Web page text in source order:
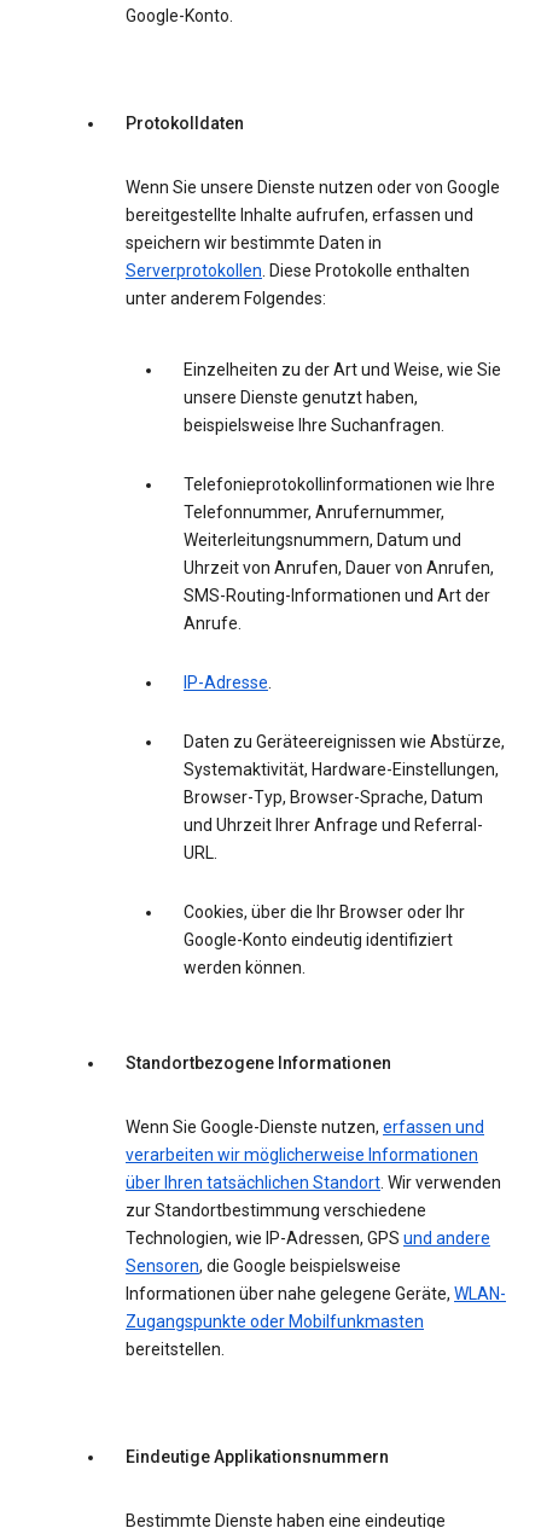
Google-Konto.
Protokolldaten
Wenn Sie unsere Dienste nutzen oder von Google
bereitgestellte Inhalte aufrufen, erfassen und
speichern wir bestimmte Daten in
Serverprotokollen. Diese Protokolle enthalten
unter anderem Folgendes:
Einzelheiten zu der Art und Weise, wie Sie
unsere Dienste genutzt haben,
beispielsweise Ihre Suchanfragen.
Telefonieprotokollinformationen wie Ihre
Telefonnummer, Anrufernummer,
Weiterleitungsnummern, Datum und
Uhrzeit von Anrufen, Dauer von Anrufen,
SMS-Routing-Informationen und Art der
Anrufe.
IP-Adresse.
Daten zu Geräteereignissen wie Abstürze,
Systemaktivität, Hardware-Einstellungen,
Browser-Typ, Browser-Sprache, Datum
und Uhrzeit Ihrer Anfrage und Referral-
URL.
Cookies, über die Ihr Browser oder Ihr
Google-Konto eindeutig identifiziert
werden können.
Standortbezogene Informationen
Wenn Sie Google-Dienste nutzen, erfassen und
verarbeiten wir möglicherweise Informationen
über Ihren tatsächlichen Standort. Wir verwenden
zur Standortbestimmung verschiedene
Technologien, wie IP-Adressen, GPS und andere
Sensoren, die Google beispielsweise
Informationen über nahe gelegene Geräte, WLAN-
Zugangspunkte oder Mobilfunkmasten
bereitstellen.
Eindeutige Applikationsnummern
Bestimmte Dienste haben eine eindeutige